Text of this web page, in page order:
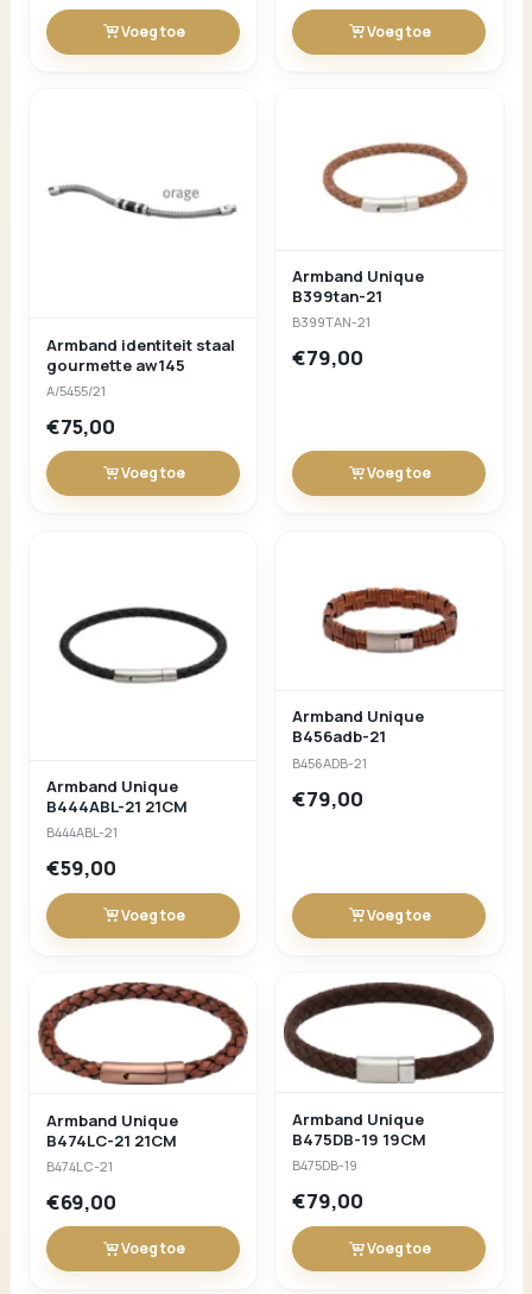
Voeg toe Voeg toe
Armband identiteit staal
gourmette aw145
A/5455/21
€75,00
Voeg toe
Armband Unique
B399tan-21
B399TAN-21
€79,00
Voeg toe
Armband Unique
B444ABL-21 21CM
B444ABL-21
€59,00
Voeg toe
Armband Unique
B456adb-21
B456ADB-21
€79,00
Voeg toe
Armband Unique
B474LC-21 21CM
B474LC-21
€69,00
Voeg toe
Armband Unique
B475DB-19 19CM
B475DB-19
€79,00
Voeg toe